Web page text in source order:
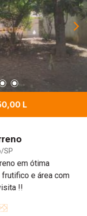
L
SP
e área com
visita !!